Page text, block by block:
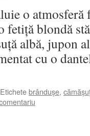
o
fetiță blondă
albă, jupon
cu o
Etichetebrândușe,